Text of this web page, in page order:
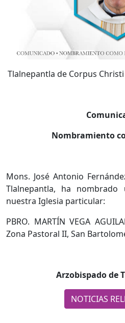
Tlalnepantla de Corpus
Nombramiento
Mons. José Antonio
Tlalnepantla, ha
nuestra Iglesia particular:
PBRO. MARTÍN VEGA
Zona Pastoral II, San
Arzobispado de
NOTICIAS